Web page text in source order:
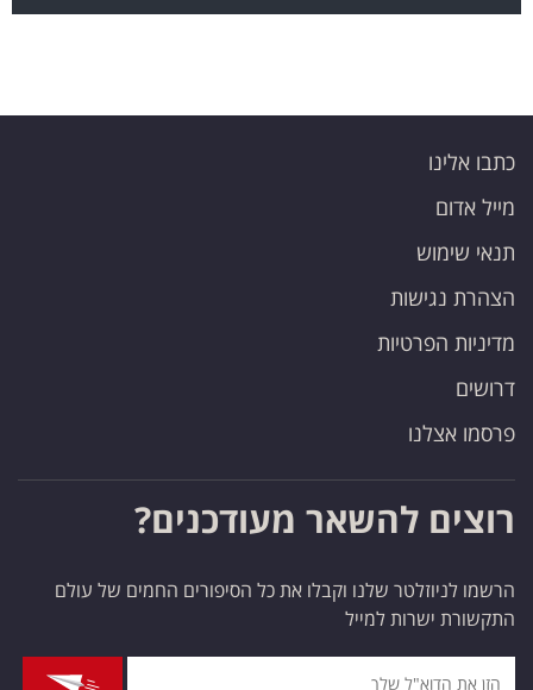
כתבו אלינו
מייל אדום
תנאי שימוש
הצהרת נגישות
מדיניות הפרטיות
דרושים
פרסמו אצלנו
רוצים להשאר מעודכנים?
הרשמו לניוזלטר שלנו וקבלו את כל הסיפורים החמים של עולם
התקשורת ישרות למייל